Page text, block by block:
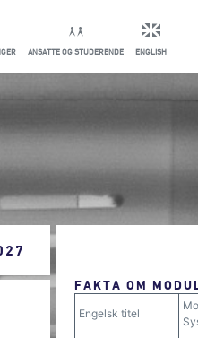
ANSATTE OG STUDERENDE ENGLISH
FAKTA OM
Engelsk titel